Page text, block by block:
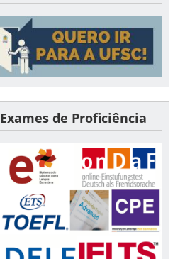
Exames de Proficiência